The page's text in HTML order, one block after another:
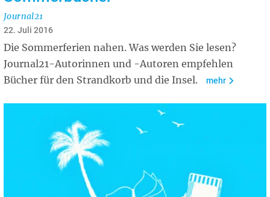
Journal21
22. Juli 2016
Die Sommerferien nahen. Was werden Sie lesen?
Journal21-Autorinnen und -Autoren empfehlen
Bücher für den Strandkorb und die Insel.
mehr